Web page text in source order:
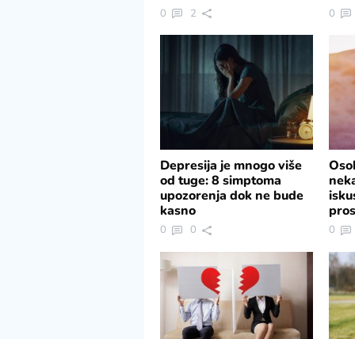
Depresija može da
pogodi svakog
0 2 0
Depresija je mnogo više
od tuge: 8 simptoma
upozorenja dok ne bude
kasno
0 0 0